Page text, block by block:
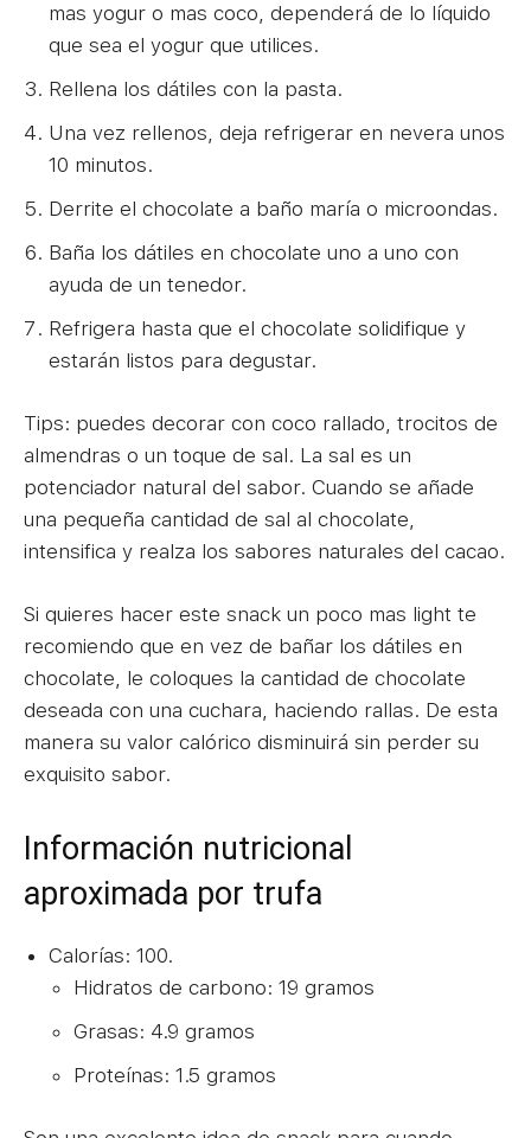
mas yogur o mas coco, dependerá de lo líquido
que sea el yogur que utilices.
Rellena los dátiles con la pasta.
Una vez rellenos, deja refrigerar en nevera unos
10 minutos.
Derrite el chocolate a baño maría o microondas.
Baña los dátiles en chocolate uno a uno con
ayuda de un tenedor.
Refrigera hasta que el chocolate solidifique y
estarán listos para degustar.
Tips: puedes decorar con coco rallado, trocitos de
almendras o un toque de sal. La sal es un
potenciador natural del sabor. Cuando se añade
una pequeña cantidad de sal al chocolate,
intensifica y realza los sabores naturales del cacao.
Si quieres hacer este snack un poco mas light te
recomiendo que en vez de bañar los dátiles en
chocolate, le coloques la cantidad de chocolate
deseada con una cuchara, haciendo rallas. De esta
manera su valor calórico disminuirá sin perder su
exquisito sabor.
Información nutricional
aproximada por trufa
Calorías: 100.
Hidratos de carbono: 19 gramos
Grasas: 4.9 gramos
Proteínas: 1.5 gramos